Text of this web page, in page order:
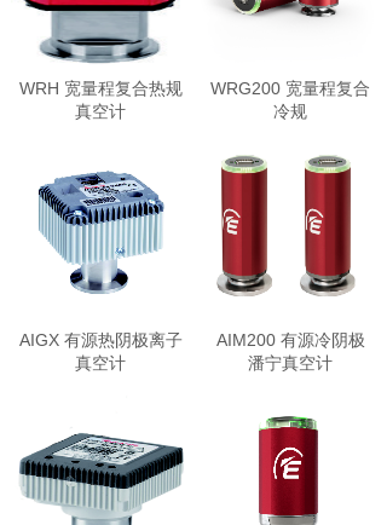
WRH 宽量程复合热规
真空计
WRG200 宽量程复合
冷规
AIGX 有源热阴极离子
真空计
AIM200 有源冷阴极
潘宁真空计